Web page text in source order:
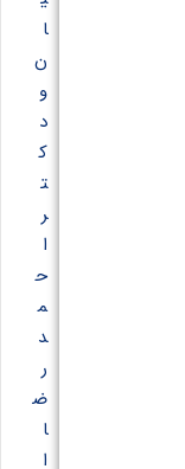
ا
ن
و
د
ک
ت
ر
ا
ح
م
د
ر
ض
ا
ا